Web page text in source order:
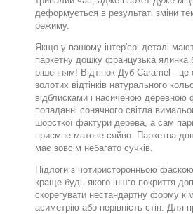
деформується в результаті зміни
режиму.
Якщо у вашому інтер'єрі деталі
паркетну дошку французька ялинка
рішенням! Відтінок Дуб Caramel -
золотих відтінків натурального
відблисками і насиченою
попаданні сонячного світла
шорсткої фактури дерева, а сам
приємне матове сяйво. Паркетна
має зовсім небагато сучків.
Підлоги з чотиристоронньою фаскою
краще будь-якого іншго покриття
скорегувати нестандартну форму
асиметрію або нерівність стін. Для